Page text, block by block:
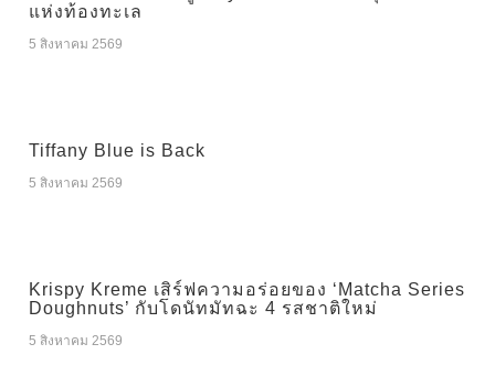
แห่งท้องทะเล
5 สิงหาคม 2569
Tiffany Blue is Back
5 สิงหาคม 2569
Krispy Kreme เสิร์ฟความอร่อยของ ‘Matcha Series
Doughnuts’ กับโดนัทมัทฉะ 4 รสชาติใหม่
5 สิงหาคม 2569